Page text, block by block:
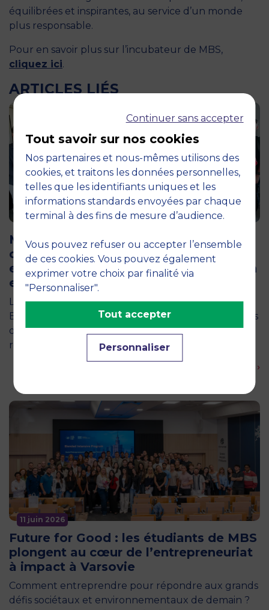
équilibrées et inspirantes, au service d’un monde
plus responsable.
Pour en savoir plus sur l’incubateur de MBS,
cliquez ici.
ARTICLES LIÉS
12 juin 2026
MBS accueille les jurys des Trophées
de l’Économie Numérique 2026 : un
engagement au service de l’innovation
en occitanie
La semaine dernière, le campus de MBS School of
Business a ouvert ses portes aux jurys des Trophées
de l'Économie Numérique 2026, une compétition
régionale…
En savoir plus ›
11 juin 2026
Future for Good : les étudiants de MBS
plongent au cœur de l’entrepreneuriat
à impact à Varsovie
Comment entreprendre pour répondre aux grands
défis sociétaux et environnementaux de demain ?
Continuer sans accepter
Tout savoir sur nos cookies
Nos partenaires et nous-mêmes utilisons des
cookies, et traitons les données personnelles,
telles que les identifiants uniques et les
informations standards envoyées par chaque
terminal à des fins de mesure d’audience.
Vous pouvez refuser ou accepter l’ensemble
de ces cookies. Vous pouvez également
exprimer votre choix par finalité via
"Personnaliser".
Personnaliser
Tout accepter